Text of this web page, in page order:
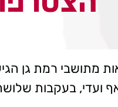
מתושבי רמת גן
ועדי, בעקבות